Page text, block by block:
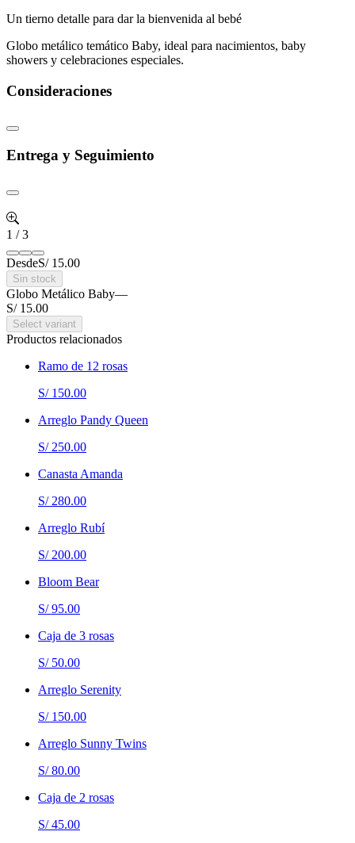
Un tierno detalle para dar la bienvenida al bebé
Globo metálico temático Baby, ideal para nacimientos, baby
showers y celebraciones especiales.
Consideraciones
Entrega y Seguimiento
1 /3
DesdeS/ 15.00
Sin stock
Globo Metálico Baby—
S/ 15.00
Select variant
Productos relacionados
Ramo de 12 rosas
S/ 150.00
Arreglo Pandy Queen
S/ 250.00
Canasta Amanda
S/ 280.00
Arreglo Rubí
S/ 200.00
Bloom Bear
S/ 95.00
Caja de 3 rosas
S/ 50.00
Arreglo Serenity
S/ 150.00
Arreglo Sunny Twins
S/ 80.00
Caja de 2 rosas
S/ 45.00